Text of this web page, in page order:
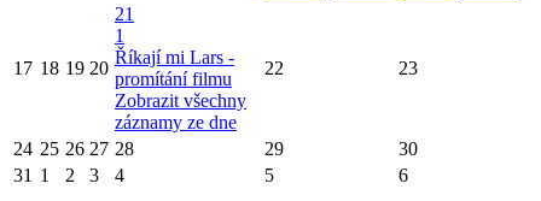
17 18 19 20
21
1
Říkají mi Lars -
promítání filmu
Zobrazit všechny
záznamy ze dne
22 23
24 25 26 27 28 29
30
31 1 2 3 4 5 6